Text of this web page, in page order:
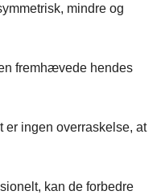
mindre og
fremhævede hendes
er ingen overraskelse, at
kan de forbedre